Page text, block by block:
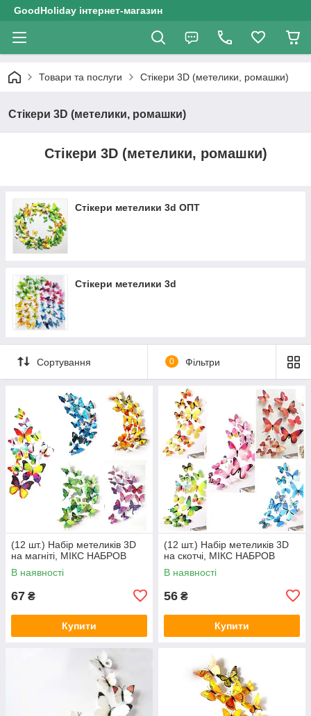
GoodHoliday інтернет-магазин
Товари та послуги Стікери 3D (метелики, ромашки)
Стікери 3D (метелики, ромашки)
Стікери 3D (метелики, ромашки)
Стікери метелики 3d ОПТ
Стікери метелики 3d
Сортування 0 Фільтри
(12 шт.) Набір метеликів 3D
на магніті, МІКС НАБРОВ
В наявності
67 ₴
Купити
(12 шт.) Набір метеликів 3D
на скотчі, МІКС НАБРОВ
В наявності
56 ₴
Купити